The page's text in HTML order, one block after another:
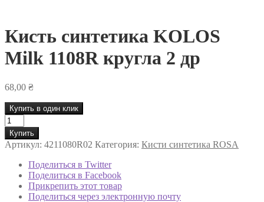
Кисть синтетика KOLOS
Milk 1108R кругла 2 др
68,00 ₴
Купить в один клик
Количество
товара
Кисть
синтетика
KOLOS
Milk
1108R
кругла
Купить
Артикул: 4211080R02 Категория: Кисти синтетика ROSA
Поделиться в Twitter
Поделиться в Facebook
Прикрепить этот товар
Поделиться через электронную почту